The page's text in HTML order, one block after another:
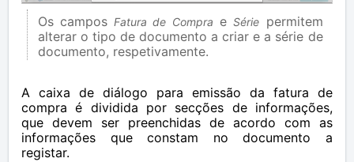
Os camposFatura de Compra eSérie permitem
alterar o tipo de documento a criar e a série de
documento, respetivamente.
A caixa de diálogo para emissão da fatura de
compra é dividida por secções de informações,
que devem ser preenchidas de acordo com as
informações que constam no documento a
registar.